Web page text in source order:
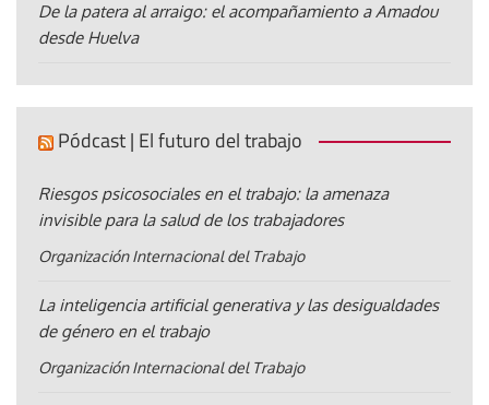
De la patera al arraigo: el acompañamiento a Amadou
desde Huelva
Pódcast | El futuro del trabajo
Riesgos psicosociales en el trabajo: la amenaza
invisible para la salud de los trabajadores
Organización Internacional del Trabajo
La inteligencia artificial generativa y las desigualdades
de género en el trabajo
Organización Internacional del Trabajo